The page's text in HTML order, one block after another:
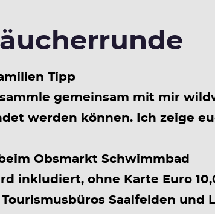
Tipp
gemeinsam mit mir
werden können. Ich zeige
Obsmarkt Schwimmbad
inkludiert, ohne Karte Euro
Saalfelden und